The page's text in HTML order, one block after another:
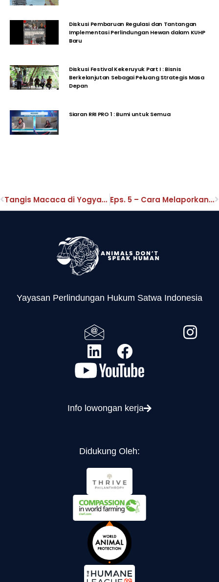
Diskusi Pembaruan Regulasi dan Tantangan
Implementasi Perlindungan Hewan dalam KUHP
Baru
Diskusi Festival Kekeruyuk Part I : Bisnis
Berkelanjutan Sebagai Peluang Strategis Masa
Depan
Siaran RRI PRO 1 : Bumi untuk Semua
Tangis Macaca di Yogyakarta (Bagian 1): Ditangkap Paksa dari Hutan untuk Ekspor Eps. 5 – Cara Melaporkan Tindak Pidana Terkait Satwa ke Kepolisian
Yayasan Perlindungan Hukum Satwa Indonesia
Info lowongan kerja
Didukung Oleh: